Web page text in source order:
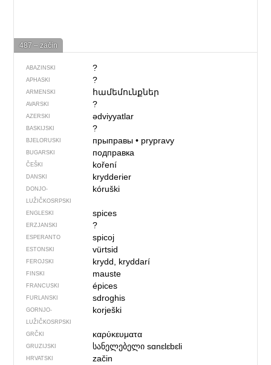
487 – začin
ABAZINSKI ?
APHASKI ?
ARMENSKI համեմունքներ
AVARSKI ?
AZERSKI ədviyyatlar
BASKIJSKI ?
BJELORUSKI прыправы• prypravy
BUGARSKI подправка
ČEŠKI koření
DANSKI krydderier
DONJO­
LUŽIČKOSRPSKI
kóruški
ENGLESKI spices
ERZJANSKI ?
ESPERANTO spicoj
ESTONSKI vürtsid
FEROJSKI krydd, kryddarí
FINSKI mauste
FRANCUSKI épices
FURLANSKI sdroghis
GORNJO­
LUŽIČKOSRPSKI
korješki
GRČKI καρύκευματα
GRUZIJSKI სანელებელიsɑnɛlɛbɛli
HRVATSKI začin